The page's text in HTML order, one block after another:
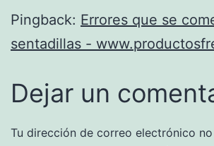
Pingback: Errores que se
sentadillas -
Dejar un
Tu dirección de correo electrónico